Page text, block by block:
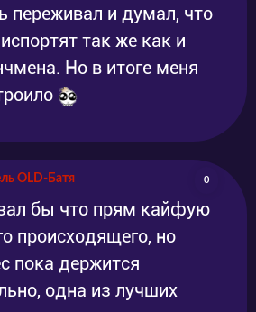
переживал и думал, что
так же как и
Но в итоге меня
OLD-Батя 0
бы что прям кайфую
происходящего, но
пока держится
одна из лучших